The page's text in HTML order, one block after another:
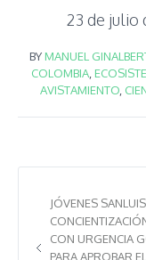
23 de julio
BYMANUEL
COLOMBIA,
AVISTAMIENTO,
JÓVENES
CON URGENCIA
PARA APROBAR